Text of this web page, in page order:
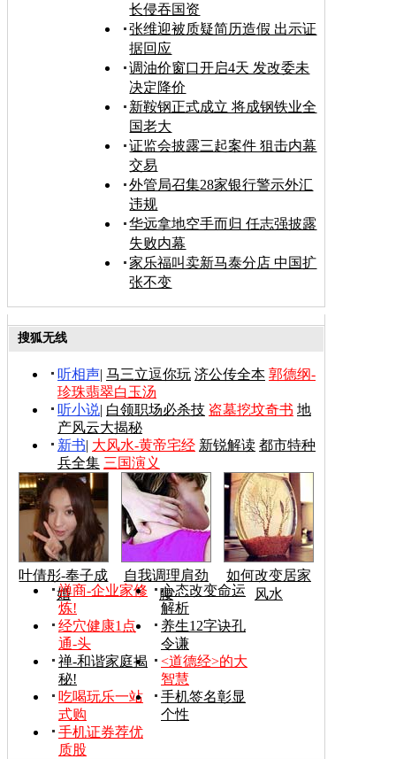
长侵吞国资
张维迎被质疑简历造假 出示证
据回应
调油价窗口开启4天 发改委未
决定降价
新鞍钢正式成立 将成钢铁业全
国老大
证监会披露三起案件 狙击内幕
交易
外管局召集28家银行警示外汇
违规
华远拿地空手而归 任志强披露
失败内幕
家乐福叫卖新马泰分店 中国扩
张不变
搜狐无线
听相声| 马三立逗你玩 济公传全本 郭德纲-
珍珠翡翠白玉汤
听小说| 白领职场必杀技 盗墓挖坟奇书 地
产风云大揭秘
新书| 大风水-黄帝宅经 新锐解读 都市特种
兵全集 三国演义
叶倩彤-奉子成
婚
自我调理肩劲
腰
如何改变居家
风水
禅商-企业家修
炼!
心态改变命运
解析
经穴健康1点
通-头
养生12字诀孔
令谦
禅-和谐家庭揭
秘!
<道德经>的大
智慧
吃喝玩乐一站
式购
手机签名彰显
个性
手机证券荐优
质股